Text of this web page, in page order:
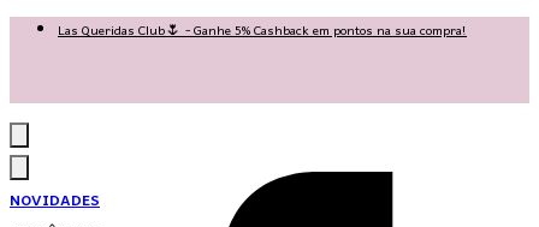
Las Queridas Club🌷 - Ganhe 5% Cashback em pontos na sua compra!
NOVIDADES